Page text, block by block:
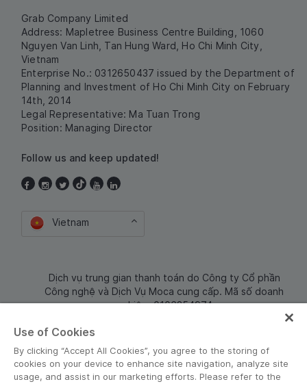
Grab Company Limited
Address: Mapletree Business Centre Building, 1060
Nguyen Van Linh, Tan Hung Ward, Ho Chi Minh City,
Vietnam
Enterprise No.: 0312650437 issued by the Department of
Planning and Investment of Ho Chi Minh City on February
14th, 2014
Legal Representative: Ma Tuan Trong
Position: Managing Director
Follow us and keep updated!
Vietnam
Dịch vụ trung gian thanh toán do Công ty Cổ phần
Công nghệ và Dịch Vụ Moca cung cấp. Mã số doanh
nghiệp: 0106254974
Use of Cookies
By clicking “Accept All Cookies”, you agree to the storing of
cookies on your device to enhance site navigation, analyze site
usage, and assist in our marketing efforts. Please refer to the